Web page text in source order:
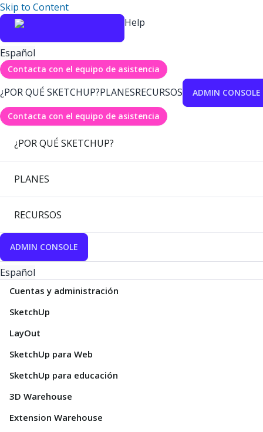
Skip to Content
Help
Español
Contacta con el equipo de asistencia
¿POR QUÉ SKETCHUP?PLANESRECURSOS ADMIN CONSOLE
Contacta con el equipo de asistencia
¿POR QUÉ SKETCHUP?
PLANES
RECURSOS
ADMIN CONSOLE
Español
Cuentas y administración
SketchUp
LayOut
SketchUp para Web
SketchUp para educación
3D Warehouse
Extension Warehouse